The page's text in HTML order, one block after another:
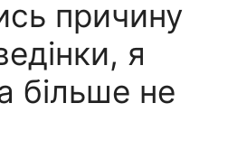
причину
я
більше не